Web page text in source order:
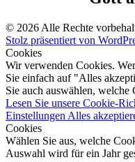
© 2026 Alle Rechte
Stolz präsentiert von
Cookies
Wir verwenden Cookies.
Sie einfach auf "Alles
Sie auch auswählen,
Lesen Sie unsere Cookie-
Einstellungen Alles
Cookies
Wählen Sie aus, welche
Auswahl wird für ein Jahr